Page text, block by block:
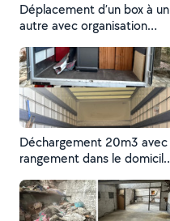
Déplacement d’un box à un
autre avec organisation
Déchargement 20m3 avec
rangement dans le domicile